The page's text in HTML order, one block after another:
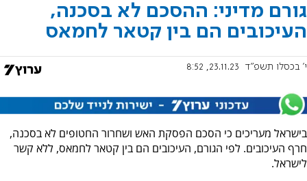
גורם מדיני: ההסכם לא בסכנה,
העיכובים הם בין קטאר לחמאס
י' בכסלו תשפ"ד 23.11.23, 8:52
בישראל מעריכים כי הסכם הפסקת האש ושחרור החטופים לא בסכנה,
חרף העיכובים. לפי הגורם, העיכובים הם בין קטאר לחמאס, ללא קשר
לישראל.